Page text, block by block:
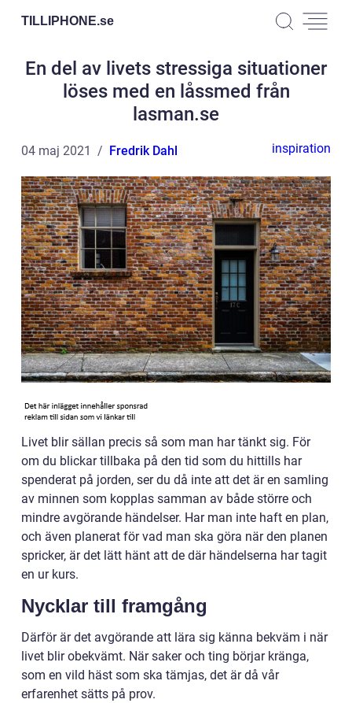
TILLIPHONE.se
En del av livets stressiga situationer
löses med en låssmed från
lasman.se
04 maj 2021 Fredrik Dahl inspiration
Livet blir sällan precis så som man har tänkt sig. För
om du blickar tillbaka på den tid som du hittills har
spenderat på jorden, ser du då inte att det är en samling
av minnen som kopplas samman av både större och
mindre avgörande händelser. Har man inte haft en plan,
och även planerat för vad man ska göra när den planen
spricker, är det lätt hänt att de där händelserna har tagit
en ur kurs.
Nycklar till framgång
Därför är det avgörande att lära sig känna bekväm i när
livet blir obekvämt. När saker och ting börjar kränga,
som en vild häst som ska tämjas, det är då vår
erfarenhet sätts på prov.